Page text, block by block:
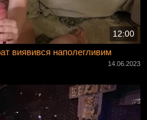
12:00
виявився наполегливим
14.06.2023